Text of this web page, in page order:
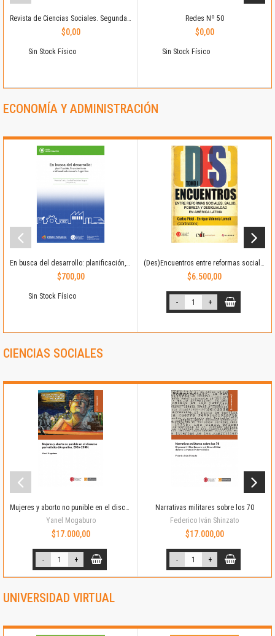
Revista de Ciencias Sociales. Segunda época Nº 40
$0,00
Sin Stock Físico
Redes Nº 50
$0,00
Sin Stock Físico
ECONOMÍA Y ADMINISTRACIÓN
En busca del desarrollo: planificación, financiamiento e infraestructuras en la Argentina
$700,00
Sin Stock Físico
(Des)Encuentros entre reformas sociales, salud, pobreza y desigualdad en América Latina
$6.500,00
- +
CIENCIAS SOCIALES
Mujeres y aborto no punible en el discurso periodístico (Argentina 2006-2008)
Yanel Mogaburo
$17.000,00
- +
Narrativas militares sobre los 70
Federico Iván Shinzato
$17.000,00
- +
UNIVERSIDAD VIRTUAL